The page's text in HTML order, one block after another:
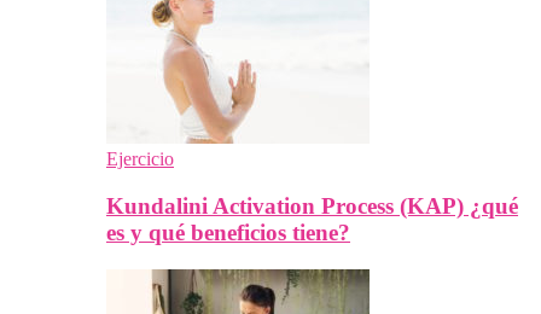
Ejercicio
Kundalini Activation Process (KAP) ¿qué
es y qué beneficios tiene?